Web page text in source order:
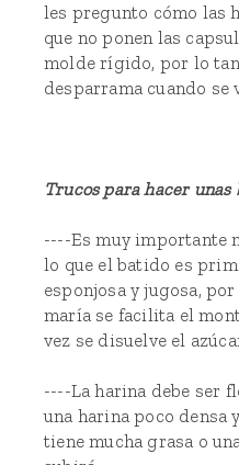
les pregunto cómo las
que no ponen las
molde rígido, por lo
desparrama cuando se
Trucos para hacer unas
----Es muy importante
lo que el batido es
esponjosa y jugosa,
maría se facilita el
vez se disuelve el
----La harina debe ser
una harina poco densa
tiene mucha grasa o